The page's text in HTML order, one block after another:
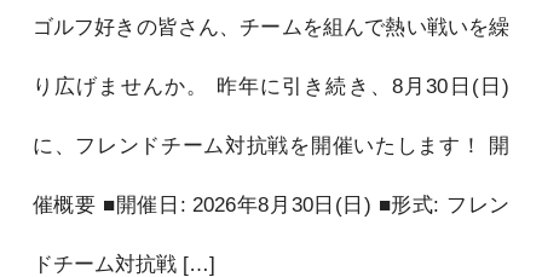
ゴルフ好きの皆さん、チームを組んで熱い戦いを繰
り広げませんか。 昨年に引き続き、8月30日(日)
に、フレンドチーム対抗戦を開催いたします！ 開
催概要 ■開催日: 2026年8月30日(日) ■形式: フレン
ドチーム対抗戦 […]